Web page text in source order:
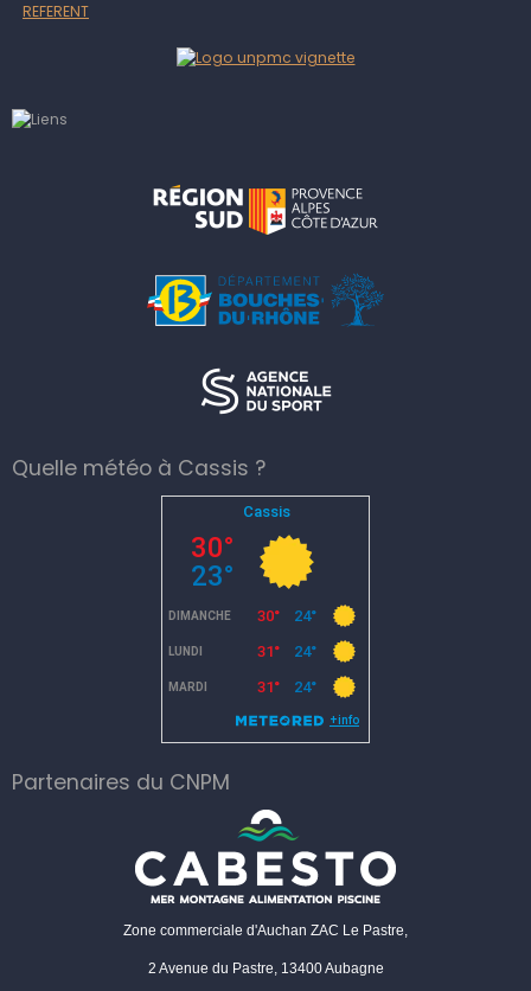
REFERENT
Quelle météo à Cassis ?
Partenaires du CNPM
Zone commerciale d'Auchan ZAC Le Pastre,
2 Avenue du Pastre, 13400 Aubagne